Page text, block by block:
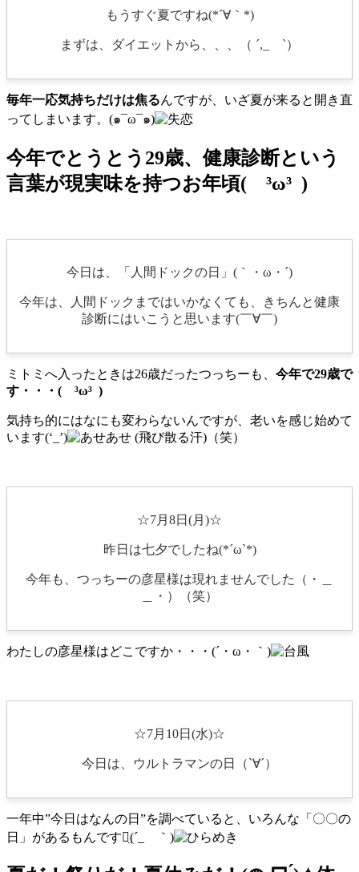
もうすぐ夏ですね(*´∀｀*)
まずは、ダイエットから、、、（ ´,_ゝ`）
毎年一応気持ちだけは焦るんですが、いざ夏が来ると開き直
ってしまいます。(๑¯ω¯๑)
今年でとうとう29歳、健康診断という
言葉が現実味を持つお年頃( ³ω³ )
今日は、「人間ドックの日」(｀・ω・´)
今年は、人間ドックまではいかなくても、きちんと健康
診断にはいこうと思います(￣∀￣)
ミトミへ入ったときは26歳だったつっちーも、 今年で29歳で
す・・・( ³ω³ )
気持ち的にはなにも変わらないんですが、老いを感じ始めて
います(‘_’)
（笑）
☆7月8日(月)☆
昨日は七夕でしたね(*´ω`*)
今年も、つっちーの彦星様は現れませんでした（・＿
＿・）（笑）
わたしの彦星様はどこですか・・・(´・ω・｀)
☆7月10日(水)☆
今日は、ウルトラマンの日（`∀´）
一年中”今日はなんの日”を調べていると、いろんな「〇〇の
日」があるもんですね̤(´_ゝ｀)